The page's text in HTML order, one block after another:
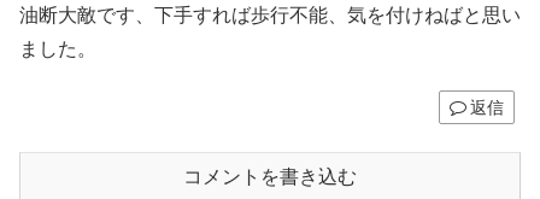
油断大敵です、下手すれば歩行不能、気を付けねばと思い
ました。
返信
コメントを書き込む